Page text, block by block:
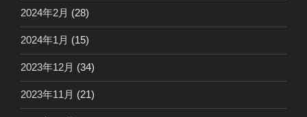
2024年2月 (28)
2024年1月 (15)
2023年12月 (34)
2023年11月 (21)